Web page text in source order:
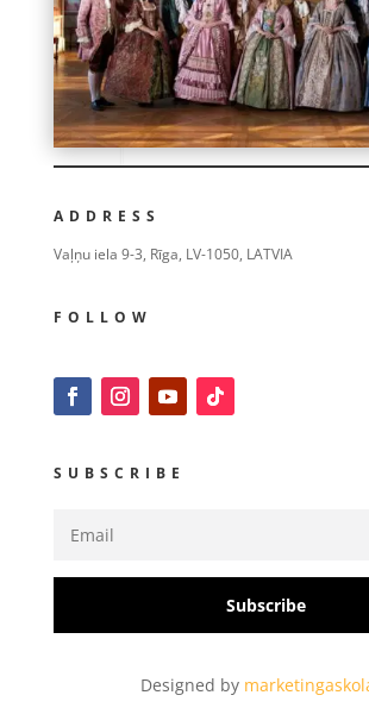
ADDRESS
Vaļņu iela 9-3, Rīga, LV-1050, LATVIA
FOLLOW
SUBSCRIBE
Subscribe
Designed by